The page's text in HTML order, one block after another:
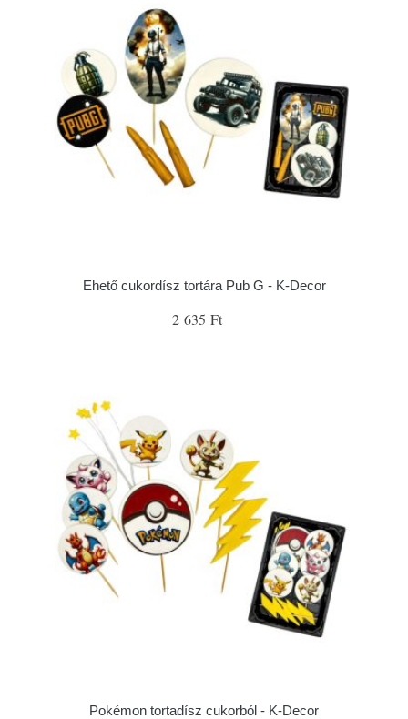
Ehető cukordísz tortára Pub G - K-Decor
2 635 Ft
Pokémon tortadísz cukorból - K-Decor